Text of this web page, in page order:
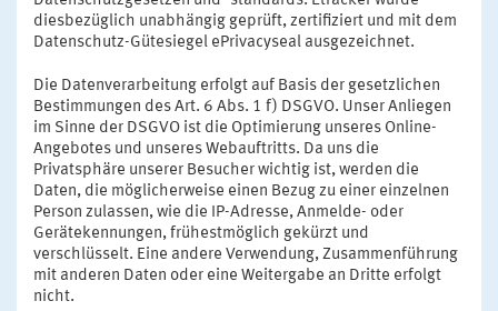
diesbezüglich unabhängig geprüft, zertifiziert und mit dem
Datenschutz-Gütesiegel ePrivacyseal ausgezeichnet.
Die Datenverarbeitung erfolgt auf Basis der gesetzlichen
Bestimmungen des Art. 6 Abs. 1 f) DSGVO. Unser Anliegen
im Sinne der DSGVO ist die Optimierung unseres Online-
Angebotes und unseres Webauftritts. Da uns die
Privatsphäre unserer Besucher wichtig ist, werden die
Daten, die möglicherweise einen Bezug zu einer einzelnen
Person zulassen, wie die IP-Adresse, Anmelde- oder
Gerätekennungen, frühestmöglich gekürzt und
verschlüsselt. Eine andere Verwendung, Zusammenführung
mit anderen Daten oder eine Weitergabe an Dritte erfolgt
nicht.